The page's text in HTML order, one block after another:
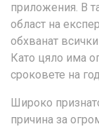
приложения. В
област на
обхванат
Като цяло има
сроковете на
Широко
причина за